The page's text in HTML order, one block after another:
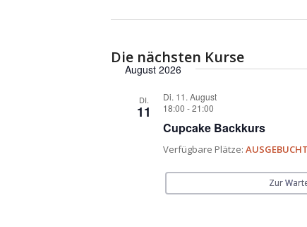
Die nächsten Kurse
August 2026
DI.
11
Di. 11. August
18:00 -21:00
Cupcake Backkurs
Verfügbare Plätze: AUSGEBUCHT
Zur